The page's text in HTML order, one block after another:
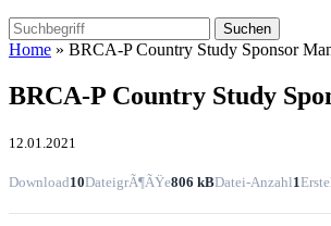
Home » BRCA-P Country Study Sponsor
BRCA-P Country Study
12.01.2021
Download10DateigrÃ¶ÃŸe806 kBDatei-Anzahl1